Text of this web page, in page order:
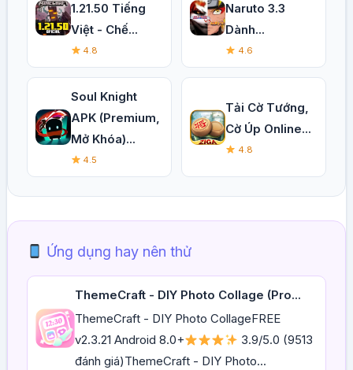
1.21.50 Tiếng
Việt - Chế...
4.8
Naruto 3.3
Dành...
4.6
Soul Knight
APK (Premium,
Mở Khóa)...
4.5
Tải Cờ Tướng,
Cờ Úp Online...
4.8
Ứng dụng hay nên thử
ThemeCraft - DIY Photo Collage (Pro...
ThemeCraft - DIY Photo CollageFREE
v2.3.21 Android 8.0+
3.9/5.0 (9513
đánh giá)ThemeCraft - DIY Photo...